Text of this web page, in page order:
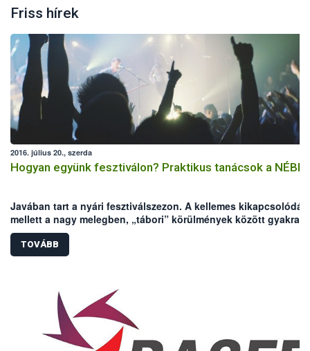
Friss hírek
2016. július 20., szerda
Hogyan együnk fesztiválon? Praktikus tanácsok a
Javában tart a nyári fesztiválszezon. A kellemes kikapcsolódás
mellett a nagy melegben, „tábori” körülmények között
előfordulhatnak élelmiszer eredetű megbetegedések, amik
elronthatják a fesztiválhangulatot. A Nemzeti Élelmiszerlánc-
biztonsági Hivatal (NÉBIH) néhány tanáccsal segíteni szeretne,
TOVÁBB